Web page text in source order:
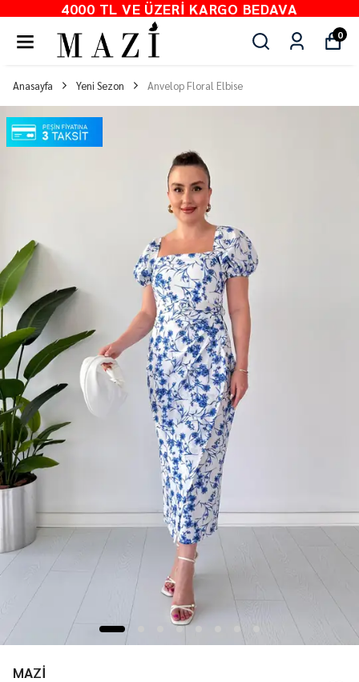
4000 TL VE ÜZERI KARGO BEDAVA
0
Anasayfa Yeni Sezon Anvelop Floral Elbise
MAZİ